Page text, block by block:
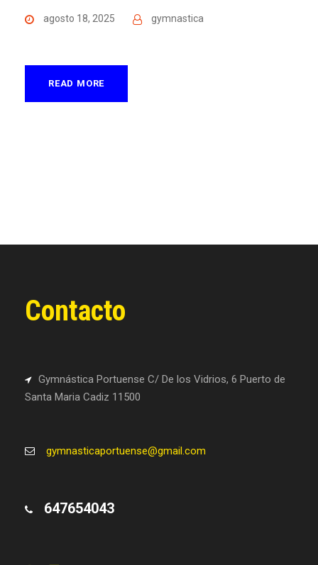
agosto 18, 2025 gymnastica
READ MORE
Contacto
Gymnástica Portuense C/ De los Vidrios, 6 Puerto de
Santa Maria Cadiz 11500
gymnasticaportuense@gmail.com
647654043